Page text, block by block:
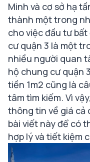
Minh và cơ sở hạ
thành một trong
cho việc đầu tư
cư quận 3 là một
nhiều người quan
hộ chung cư quận
tiền 1m2 cũng là
tâm tìm kiếm. Vì
thông tin về giá cả
bài viết này để có
hợp lý và tiết kiệm